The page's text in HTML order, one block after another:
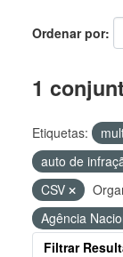
Ordenar por
1
Etiquetas:
auto de
CSV
Agência
Filtrar